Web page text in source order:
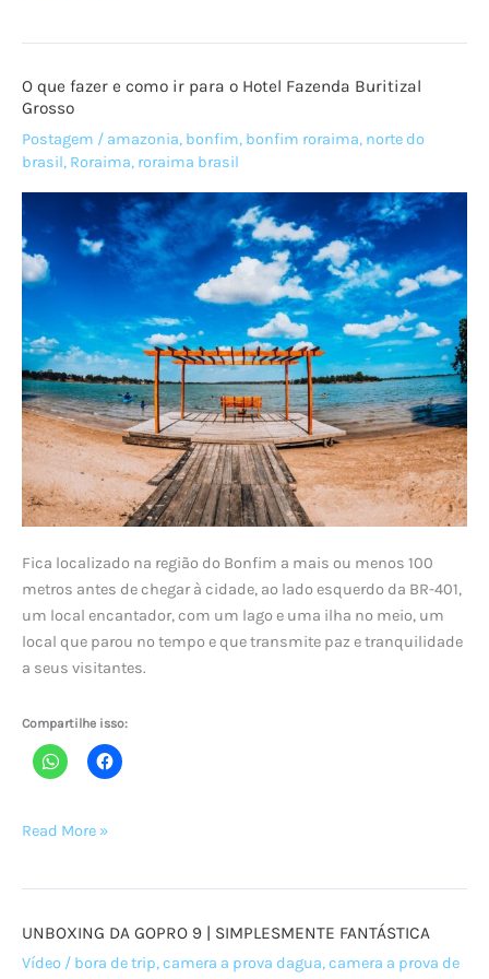
O que fazer e como ir para o Hotel Fazenda Buritizal
Grosso
Postagem / amazonia, bonfim, bonfim roraima, norte do
brasil, Roraima, roraima brasil
Fica localizado na região do Bonfim a mais ou menos 100
metros antes de chegar à cidade, ao lado esquerdo da BR-401,
um local encantador, com um lago e uma ilha no meio, um
local que parou no tempo e que transmite paz e tranquilidade
a seus visitantes.
Compartilhe isso:
O
como
ir
Read More »
UNBOXING DA GOPRO 9 | SIMPLESMENTE FANTÁSTICA
Vídeo / bora de trip,camera a prova dagua,camera a prova de